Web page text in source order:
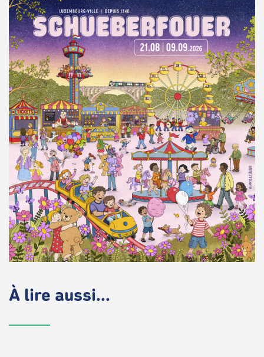
À lire aussi...